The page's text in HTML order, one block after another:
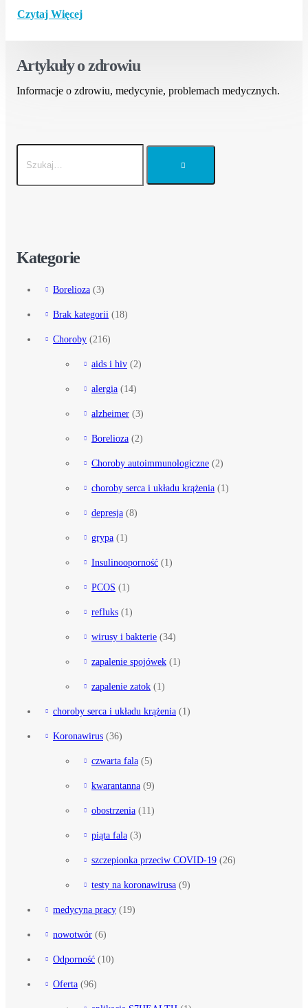
Czytaj Więcej
Artykuły o zdrowiu
Informacje o zdrowiu, medycynie, problemach medycznych.
Kategorie
Borelioza (3)
Brak kategorii (18)
Choroby (216)
aids i hiv (2)
alergia (14)
alzheimer (3)
Borelioza (2)
Choroby autoimmunologiczne (2)
choroby serca i układu krążenia (1)
depresja (8)
grypa (1)
Insulinooporność (1)
PCOS (1)
refluks (1)
wirusy i bakterie (34)
zapalenie spojówek (1)
zapalenie zatok (1)
choroby serca i układu krążenia (1)
Koronawirus (36)
czwarta fala (5)
kwarantanna (9)
obostrzenia (11)
piąta fala (3)
szczepionka przeciw COVID-19 (26)
testy na koronawirusa (9)
medycyna pracy (19)
nowotwór (6)
Odporność (10)
Oferta (96)